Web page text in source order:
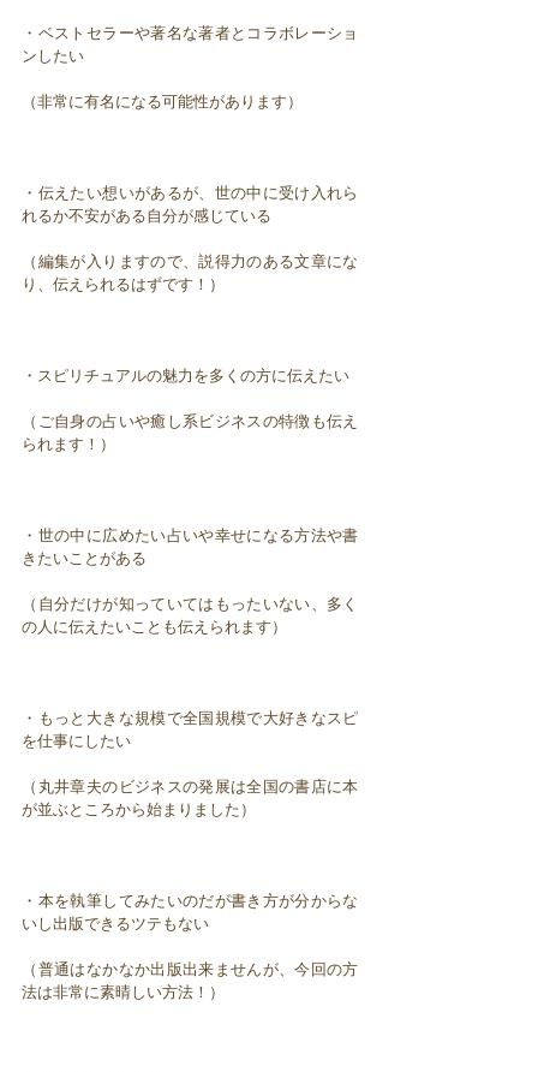
・ベストセラーや著名な著者とコラボレーショ
ンしたい
（非常に有名になる可能性があります）
・伝えたい想いがあるが、世の中に受け入れら
れるか不安がある自分が感じている
（編集が入りますので、説得力のある文章にな
り、伝えられるはずです！）
・スピリチュアルの魅力を多くの方に伝えたい
（ご自身の占いや癒し系ビジネスの特徴も伝え
られます！）
・世の中に広めたい占いや幸せになる方法や書
きたいことがある
（自分だけが知っていてはもったいない、多く
の人に伝えたいことも伝えられます）
・もっと大きな規模で全国規模で大好きなスピ
を仕事にしたい
（丸井章夫のビジネスの発展は全国の書店に本
が並ぶところから始まりました）
・本を執筆してみたいのだが書き方が分からな
いし出版できるツテもない
（普通はなかなか出版出来ませんが、今回の方
法は非常に素晴しい方法！）